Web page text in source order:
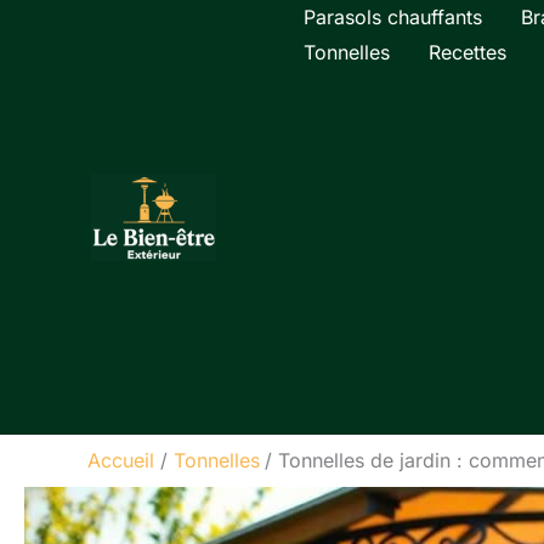
Parasols chauffants
Tonnelles
Recettes
Accueil Tonnelles Tonnelles de jardin :